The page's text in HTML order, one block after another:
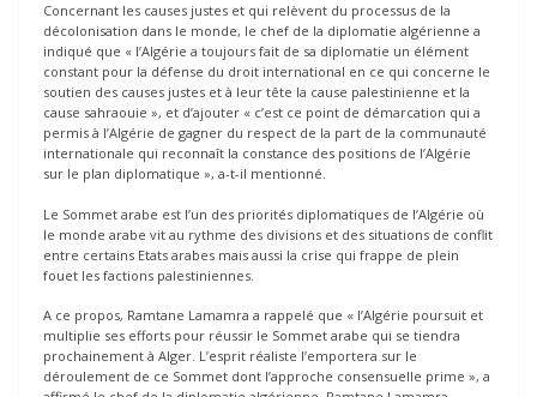
Concernant les causes justes et qui relèvent du processus de la
décolonisation dans le monde, le chef de la diplomatie algérienne a
indiqué que « l’Algérie a toujours fait de sa diplomatie un élément
constant pour la défense du droit international en ce qui concerne le
soutien des causes justes et à leur tête la cause palestinienne et la
cause sahraouie », et d’ajouter « c’est ce point de démarcation qui a
permis à l’Algérie de gagner du respect de la part de la communauté
internationale qui reconnaît la constance des positions de l’Algérie
sur le plan diplomatique », a-t-il mentionné.
Le Sommet arabe est l’un des priorités diplomatiques de l’Algérie où
le monde arabe vit au rythme des divisions et des situations de conflit
entre certains Etats arabes mais aussi la crise qui frappe de plein
fouet les factions palestiniennes.
A ce propos, Ramtane Lamamra a rappelé que « l’Algérie poursuit et
multiplie ses efforts pour réussir le Sommet arabe qui se tiendra
prochainement à Alger. L’esprit réaliste l’emportera sur le
déroulement de ce Sommet dont l’approche consensuelle prime », a